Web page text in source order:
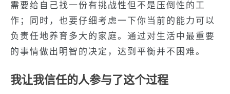
需要给自己找一份有挑战性但不是压倒性的工
作；同时，也要仔细考虑一下你当前的能力可以
负责任地养育多大的家庭。通过对生活中最重要
的事情做出明智的决定，达到平衡并不困难。
我让我信任的人参与了这个过程